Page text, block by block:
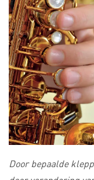
Door bepaalde